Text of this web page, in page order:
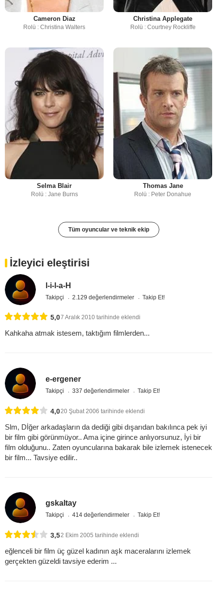
Cameron Diaz
Rolü : Christina Walters
Christina Applegate
Rolü : Courtney Rockliffe
Selma Blair
Rolü : Jane Burns
Thomas Jane
Rolü : Peter Donahue
Tüm oyuncular ve teknik ekip
İzleyici eleştirisi
l-i-l-a-H
Takipçi 2.129 değerlendirmeler Takip Et!
5,07 Aralık 2010 tarihinde eklendi
Kahkaha atmak istesem, taktığım filmlerden...
e-ergener
Takipçi 337 değerlendirmeler Takip Et!
4,020 Şubat 2006 tarihinde eklendi
Slm, Dİğer arkadaşların da dediği gibi dışarıdan bakılınca pek iyi
bir film gibi görünmüyor.. Ama içine girince anlıyorsunuz, İyi bir
film olduğunu.. Zaten oyuncularına bakarak bile izlemek istenecek
bir film... Tavsiye edilir..
gskaltay
Takipçi 414 değerlendirmeler Takip Et!
3,52 Ekim 2005 tarihinde eklendi
eğlenceli bir film üç güzel kadının aşk maceralarını izlemek
gerçekten güzeldi tavsiye ederim ...